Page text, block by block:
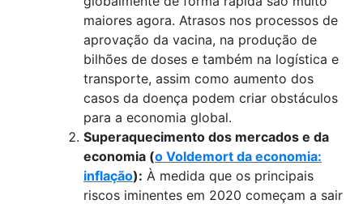
maiores agora. Atrasos nos processos de
aprovação da vacina, na produção de
bilhões de doses e também na logística e
transporte, assim como aumento dos
casos da doença podem criar obstáculos
para a economia global.
Superaquecimento dos mercados e da
economia (o Voldemort da economia:
inflação): À medida que os principais
riscos iminentes em 2020 começam a sair